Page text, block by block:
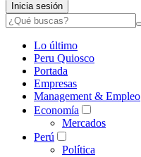
Inicia sesión
Lo último
Peru Quiosco
Portada
Empresas
Management & Empleo
Economía
Mercados
Perú
Política